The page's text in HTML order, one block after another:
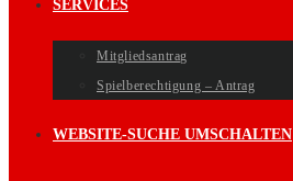
SERVICES
Mitgliedsantrag
Spielberechtigung – Antrag
WEBSITE-SUCHE UMSCHALTEN